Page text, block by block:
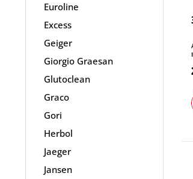
Euroline
Excess
Geiger
Giorgio Graesan
Glutoclean
Graco
Gori
Herbol
Jaeger
Jansen